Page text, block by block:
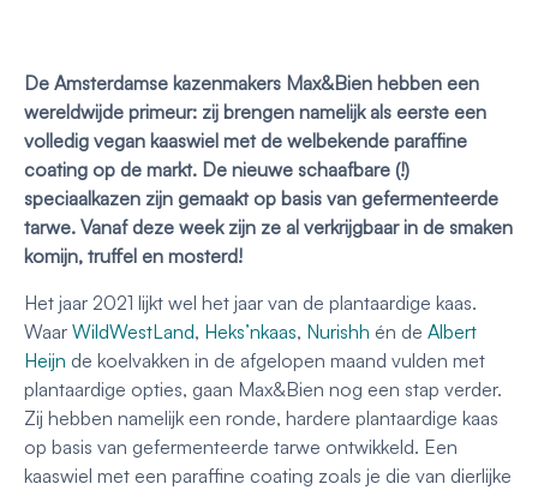
De Amsterdamse kazenmakers Max&Bien hebben een
wereldwijde primeur: zij brengen namelijk als eerste een
volledig vegan kaaswiel met de welbekende paraffine
coating op de markt. De nieuwe schaafbare (!)
speciaalkazen zijn gemaakt op basis van gefermenteerde
tarwe. Vanaf deze week zijn ze al verkrijgbaar in de smaken
komijn, truffel en mosterd!
Het jaar 2021 lijkt wel het jaar van de plantaardige kaas.
Waar WildWestLand, Heks’nkaas, Nurishh én de Albert
Heijn de koelvakken in de afgelopen maand vulden met
plantaardige opties, gaan Max&Bien nog een stap verder.
Zij hebben namelijk een ronde, hardere plantaardige kaas
op basis van gefermenteerde tarwe ontwikkeld. Een
kaaswiel met een paraffine coating zoals je die van dierlijke